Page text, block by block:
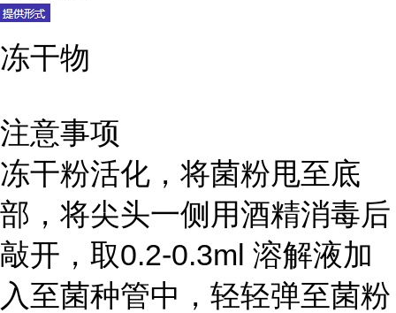
冻干物
注意事项
冻干粉活化，将菌粉甩至底
部，将尖头一侧用酒精消毒后
敲开，取0.2-0.3ml 溶解液加
入至菌种管中，轻轻弹至菌粉